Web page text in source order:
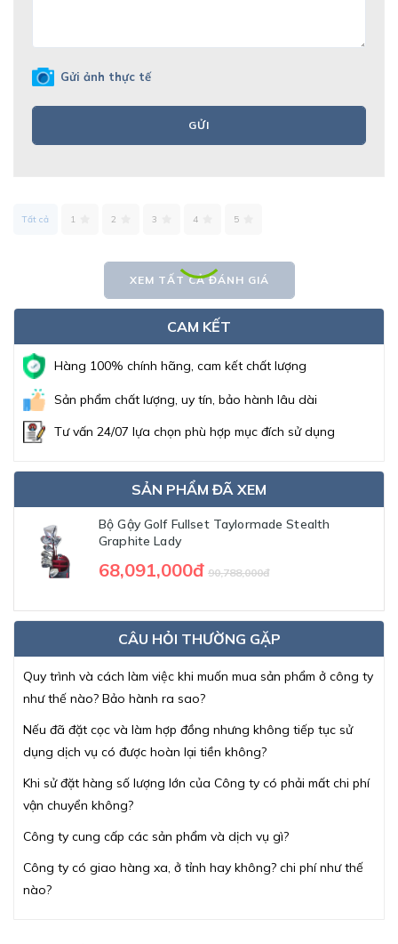
Gửi ảnh thực tế
GỬI
Tất cả 1 2 3 4 5
XEM TẤT CẢ ĐÁNH GIÁ
CAM KẾT
Hàng 100% chính hãng, cam kết chất lượng
Sản phẩm chất lượng, uy tín, bảo hành lâu dài
Tư vấn 24/07 lựa chọn phù hợp mục đích sử dụng
SẢN PHẨM ĐÃ XEM
Bộ Gậy Golf Fullset Taylormade Stealth
Graphite Lady
68,091,000đ 90,788,000đ
CÂU HỎI THƯỜNG GẶP
Quy trình và cách làm việc khi muốn mua sản phẩm ở công ty
như thế nào? Bảo hành ra sao?
Nếu đã đặt cọc và làm hợp đồng nhưng không tiếp tục sử
dụng dịch vụ có được hoàn lại tiền không?
Khi sử đặt hàng số lượng lớn của Công ty có phải mất chi phí
vận chuyển không?
Công ty cung cấp các sản phẩm và dịch vụ gì?
Công ty có giao hàng xa, ở tỉnh hay không? chi phí như thế
nào?